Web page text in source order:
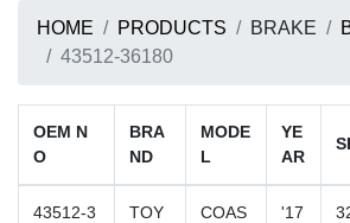
HOME PRODUCTS BRAKE
43512-36180
OEM N
O
BRA
ND
MODE
L
YE
AR
43512-3
TOY
COAS
'17